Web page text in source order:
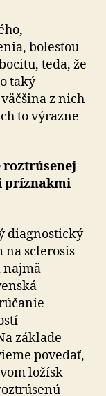
bolesťou
teda, že
taký
z nich
to výrazne
roztrúsenej
príznakmi
diagnostický
na sclerosis
najmä
základe
povedať,
ložísk